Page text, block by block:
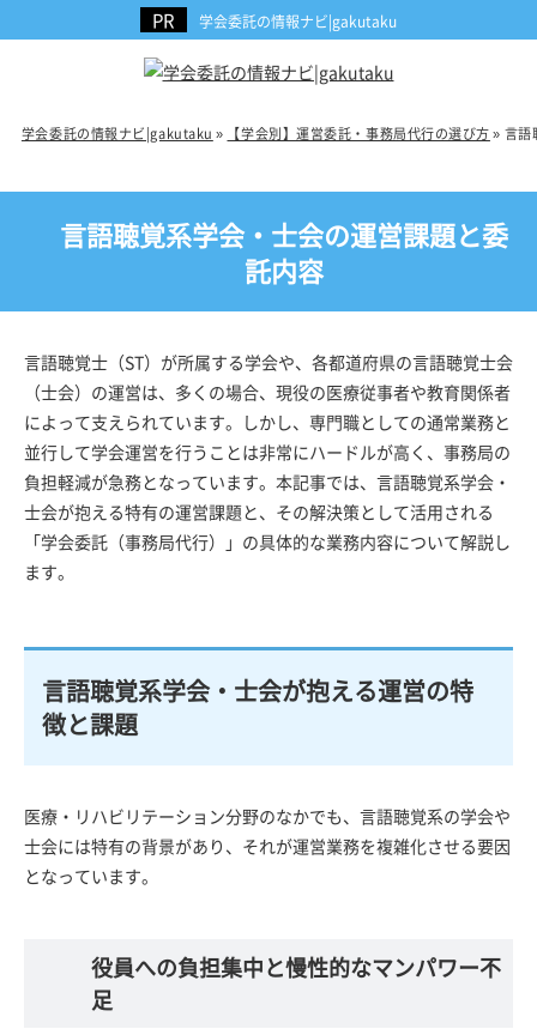
学会委託の情報ナビ|gakutaku
学会委託の情報ナビ|gakutaku » 【学会別】運営委託・事務局代行の選び方» 言語
言語聴覚系学会・士会の運営課題と委
託内容
言語聴覚士（ST）が所属する学会や、各都道府県の言語聴覚士会
（士会）の運営は、多くの場合、現役の医療従事者や教育関係者
によって支えられています。しかし、専門職としての通常業務と
並行して学会運営を行うことは非常にハードルが高く、事務局の
負担軽減が急務となっています。本記事では、言語聴覚系学会・
士会が抱える特有の運営課題と、その解決策として活用される
「学会委託（事務局代行）」の具体的な業務内容について解説し
ます。
言語聴覚系学会・士会が抱える運営の特
徴と課題
医療・リハビリテーション分野のなかでも、言語聴覚系の学会や
士会には特有の背景があり、それが運営業務を複雑化させる要因
となっています。
役員への負担集中と慢性的なマンパワー不
足